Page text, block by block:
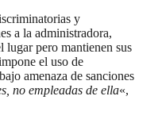
y
a la administradora,
lugar pero mantienen sus
el uso de
amenaza de sanciones
no empleadas de ella«,